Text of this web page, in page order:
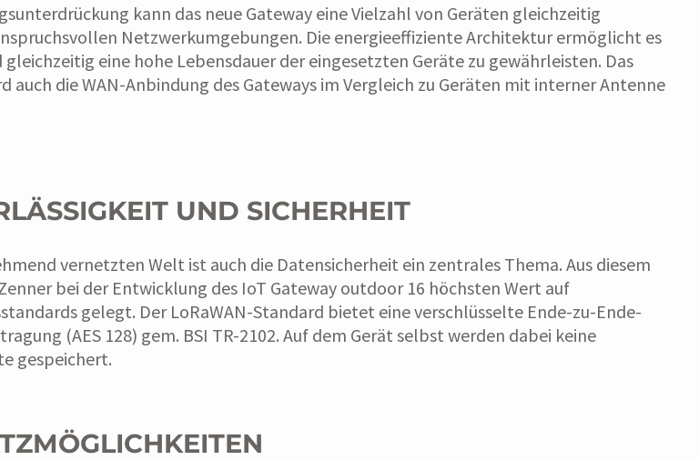
kann das neue Gateway eine Vielzahl von Geräten gleichzeitig
Netzwerkumgebungen. Die energieeffiziente Architektur ermöglicht es
eine hohe Lebensdauer der eingesetzten Geräte zu gewährleisten. Das
die WAN-Anbindung des Gateways im Vergleich zu Geräten mit interner Antenne
UND SICHERHEIT
vernetzten Welt ist auch die Datensicherheit ein zentrales Thema. Aus diesem
bei der Entwicklung des IoT Gateway outdoor 16 höchsten Wert auf
gelegt. Der LoRaWAN-Standard bietet eine verschlüsselte Ende-zu-Ende-
(AES 128) gem. BSI TR-2102. Auf dem Gerät selbst werden dabei keine
gespeichert.